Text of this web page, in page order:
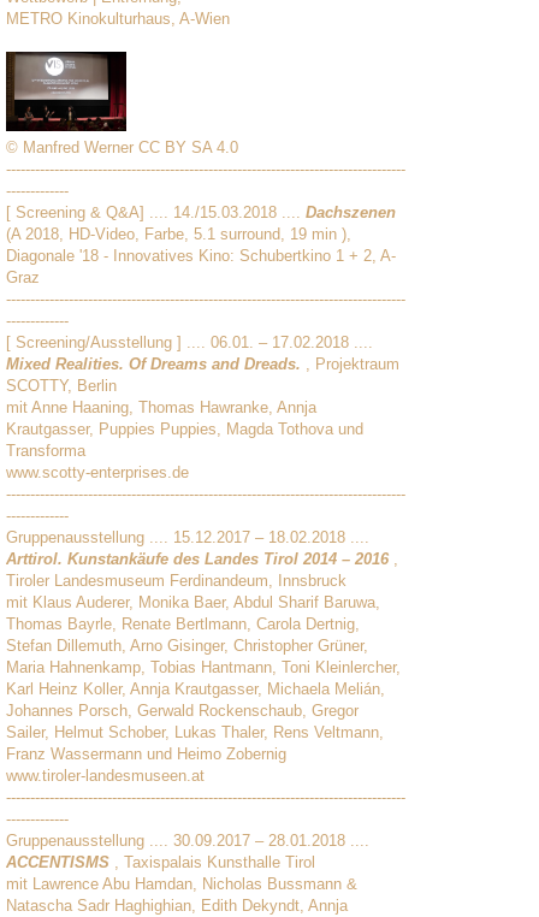
METRO Kinokulturhaus, A-Wien
© Manfred Werner CC BY SA 4.0
-----------------------------------------------------------------------------------
-------------
[ Screening & Q&A] .... 14./15.03.2018 .... Dachszenen
(A 2018, HD-Video, Farbe, 5.1 surround, 19 min ),
Diagonale '18 - Innovatives Kino: Schubertkino 1 + 2, A-
Graz
-----------------------------------------------------------------------------------
-------------
[ Screening/Ausstellung ] .... 06.01. – 17.02.2018 ....
Mixed Realities. Of Dreams and Dreads. , Projektraum
SCOTTY, Berlin
mit Anne Haaning, Thomas Hawranke, Annja
Krautgasser, Puppies Puppies, Magda Tothova und
Transforma
www.scotty-enterprises.de
-----------------------------------------------------------------------------------
-------------
Gruppenausstellung .... 15.12.2017 – 18.02.2018 ....
Arttirol. Kunstankäufe des Landes Tirol 2014 – 2016 ,
Tiroler Landesmuseum Ferdinandeum, Innsbruck
mit Klaus Auderer, Monika Baer, Abdul Sharif Baruwa,
Thomas Bayrle, Renate Bertlmann, Carola Dertnig,
Stefan Dillemuth, Arno Gisinger, Christopher Grüner,
Maria Hahnenkamp, Tobias Hantmann, Toni Kleinlercher,
Karl Heinz Koller, Annja Krautgasser, Michaela Melián,
Johannes Porsch, Gerwald Rockenschaub, Gregor
Sailer, Helmut Schober, Lukas Thaler, Rens Veltmann,
Franz Wassermann und Heimo Zobernig
www.tiroler-landesmuseen.at
-----------------------------------------------------------------------------------
-------------
Gruppenausstellung .... 30.09.2017 – 28.01.2018 ....
ACCENTISMS , Taxispalais Kunsthalle Tirol
mit Lawrence Abu Hamdan, Nicholas Bussmann &
Natascha Sadr Haghighian, Edith Dekyndt, Annja